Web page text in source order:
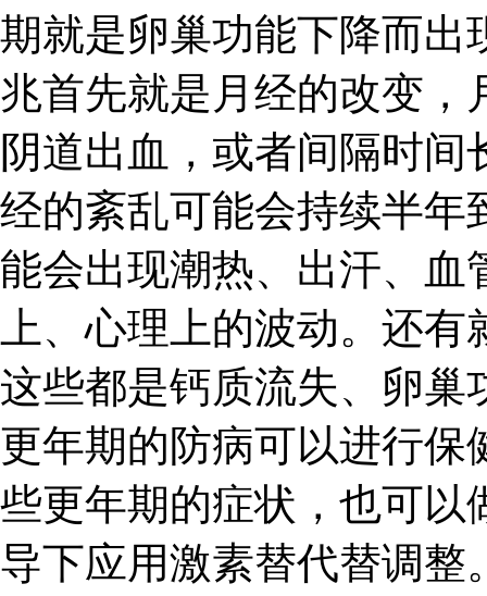
期就是卵巢功能下降而出
兆首先就是月经的改变，
阴道出血，或者间隔时
经的紊乱可能会持续半年
能会出现潮热、出汗、血
上、心理上的波动。还
这些都是钙质流失、卵巢
更年期的防病可以进行保
些更年期的症状，也可以
导下应用激素替代替调整